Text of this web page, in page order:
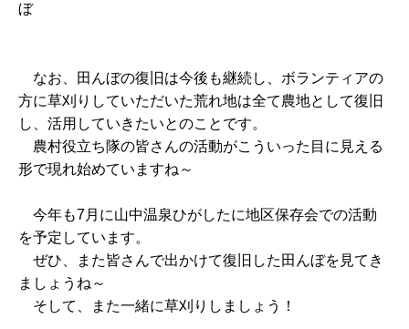
ぼ
なお、田んぼの復旧は今後も継続し、ボランティアの
方に草刈りしていただいた荒れ地は全て農地として復旧
し、活用していきたいとのことです。
農村役立ち隊の皆さんの活動がこういった目に見える
形で現れ始めていますね～
今年も7月に山中温泉ひがしたに地区保存会での活動
を予定しています。
ぜひ、また皆さんで出かけて復旧した田んぼを見てき
ましょうね～
そして、また一緒に草刈りしましょう！